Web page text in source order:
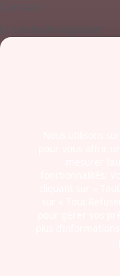
Contactez-nous